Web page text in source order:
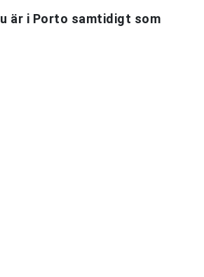
är i Porto samtidigt som